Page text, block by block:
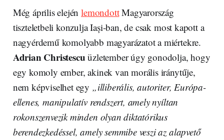
Még április elejénlemondottMagyarország
tiszteletbeli konzulja Iași-ban, de csak most kapott a
nagyérdemű komolyabb magyarázatot a miértekre.
Adrian Christescu üzletember úgy gonodolja, hogy
egy komoly ember, akinek van morális iránytűje,
nem képviselhet egy „illiberális, autoriter, Európa-
ellenes, manipulatív rendszert, amely nyíltan
rokonszenvezik minden olyan diktatórikus
berendezkedéssel, amely semmibe veszi az alapvető